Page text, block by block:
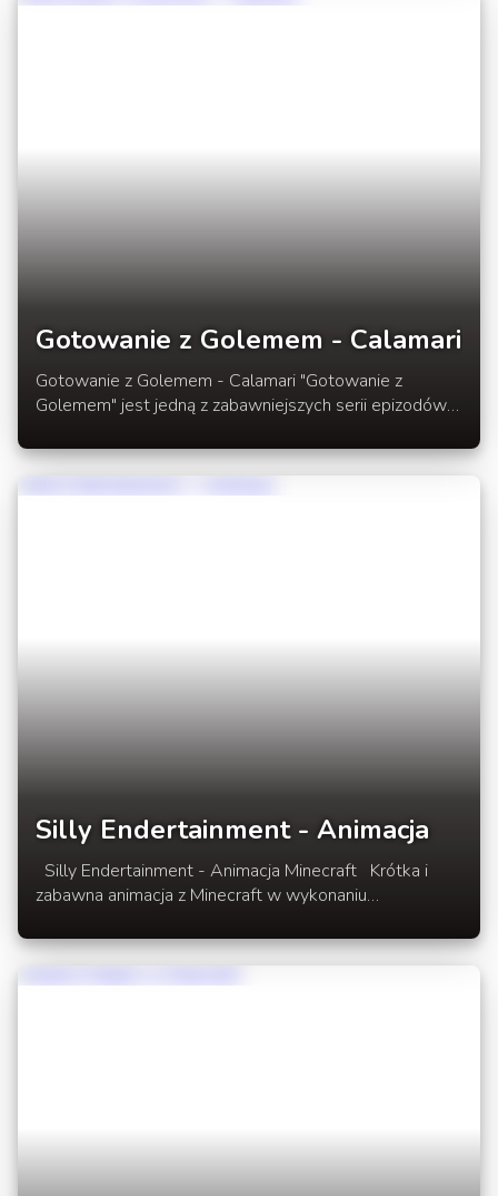
ta to perełki na Youtubie. Animacja w roziwnięciu
Gotowanie z Golemem - Calamari
Gotowanie z Golemem - Calamari "Gotowanie z
Golemem" jest jedną z zabawniejszych serii epizodów
w którym Golem będzie gotować Calamari. Zobaczcie
sami co z tego wyszło. Filmik w rozwinięciu newsa.
Silly Endertainment - Animacja
Silly Endertainment - Animacja Minecraft Krótka i
zabawna animacja z Minecraft w wykonaniu
napadają na bank, aby wykraść... Wpadają w pułapkę
ale udaje im się zwiać przed ochroną banku... W
rozwinieciu animacja Silly Endertainment - Animacja